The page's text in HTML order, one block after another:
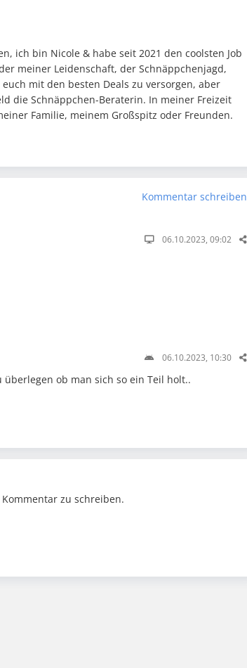
ich bin Nicole & habe seit 2021 den coolsten Job
meiner Leidenschaft, der Schnäppchenjagd,
mit den besten Deals zu versorgen, aber
die Schnäppchen-Beraterin. In meiner Freizeit
Familie, meinem Großspitz oder Freunden.
Kommentar schreiben
06.10.2023, 09:02
06.10.2023, 10:30
ob man sich so ein Teil holt..
zu schreiben.